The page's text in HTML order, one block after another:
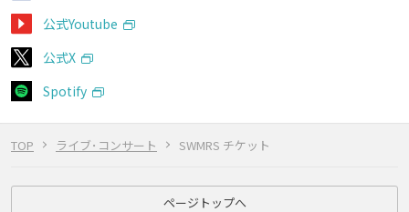
TOP ライブ･コンサート SWMRS チケット
公式Youtube
公式X
Spotify
ページトップへ